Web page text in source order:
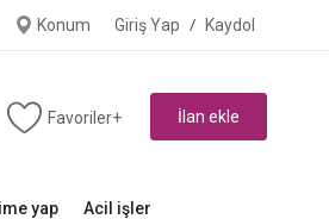
Konum Giriş Yap / Kaydol
Favoriler+ İlan ekle
yap Acil işler